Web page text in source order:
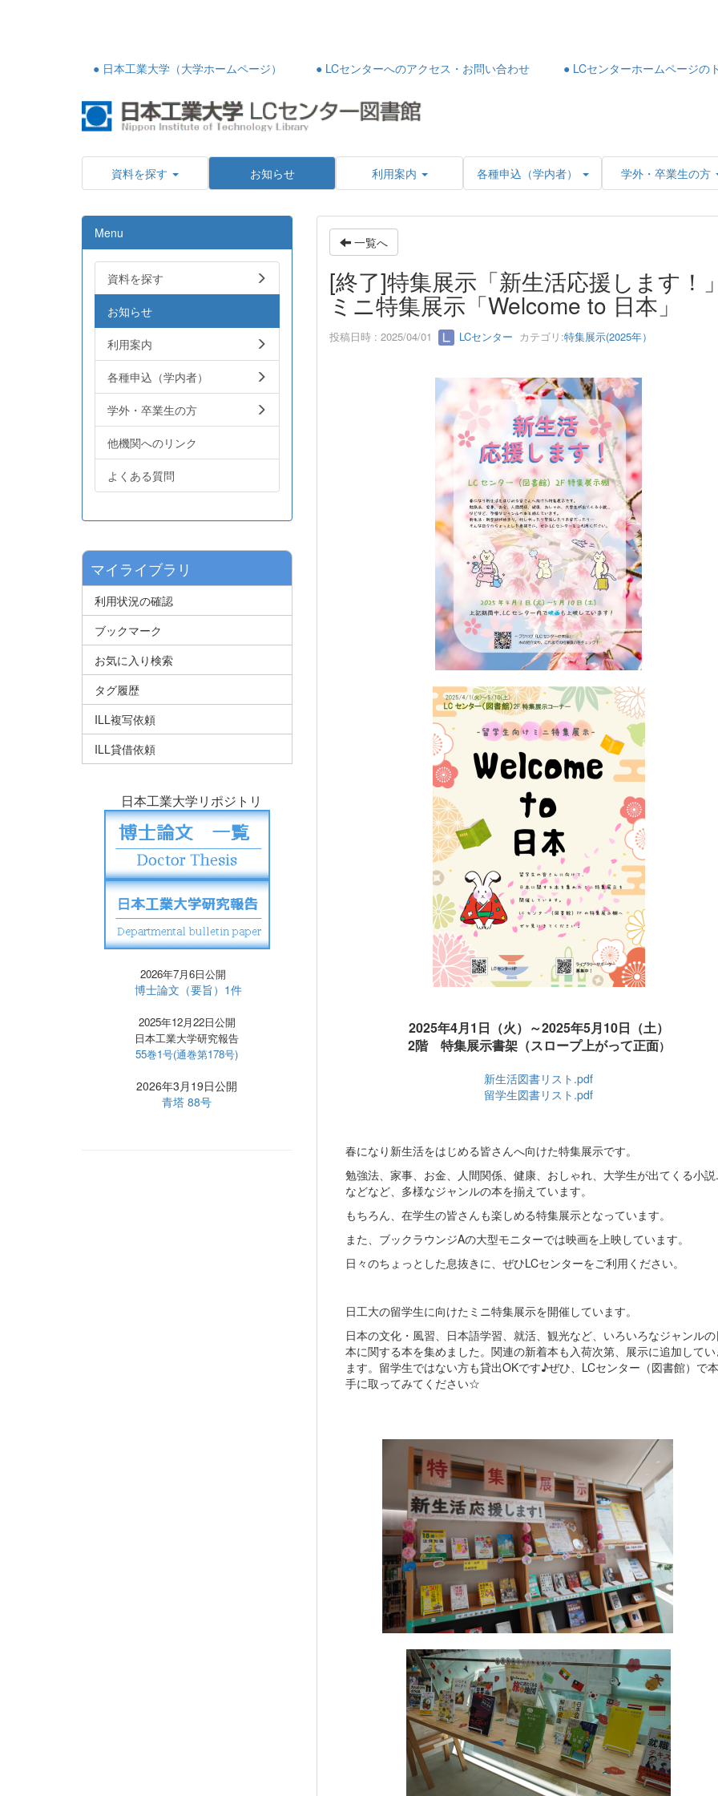
● 日本工業大学（大学ホームページ） ● LCセンターへのアクセス・お問い合わせ ● LCセンターホームページの
資料を探す お知らせ 利用案内 各種申込（学内者） 学外・卒業生の方
一覧へ
[終了]特集展示「新生活応援します！」
ミニ特集展示「Welcome to 日本」
投稿日時 : 2025/04/01 LCセンター カテゴリ:特集展示(2025年）
2025年4月1日（火）～2025年5月10日（土）
2階 特集展示書架（スロープ上がって正面）
新生活図書リスト.pdf
留学生図書リスト.pdf
春になり新生活をはじめる皆さんへ向けた特集展示です。
勉強法、家事、お金、人間関係、健康、おしゃれ、大学生が出てくる小説
などなど、多様なジャンルの本を揃えています。
もちろん、在学生の皆さんも楽しめる特集展示となっています。
また、ブックラウンジAの大型モニターでは映画を上映しています。
日々のちょっとした息抜きに、ぜひLCセンターをご利用ください。
日工大の留学生に向けたミニ特集展示を開催しています。
日本の文化・風習、日本語学習、就活、観光など、いろいろなジャンルの
本に関する本を集めました。関連の新着本も入荷次第、展示に追加してい
ます。留学生ではない方も貸出OKです♪ぜひ、LCセンター（図書館）で
手に取ってみてください☆
Menu
資料を探す
お知らせ
利用案内
各種申込（学内者）
学外・卒業生の方
他機関へのリンク
よくある質問
マイライブラリ
利用状況の確認
ブックマーク
お気に入り検索
タグ履歴
ILL複写依頼
ILL貸借依頼
日本工業大学リポジトリ
2026年7月6日公開
博士論文（要旨）1件
2025年12月22日公開
日本工業大学研究報告
55巻1号(通巻第178号)
2026年3月19日公開
青塔 88号